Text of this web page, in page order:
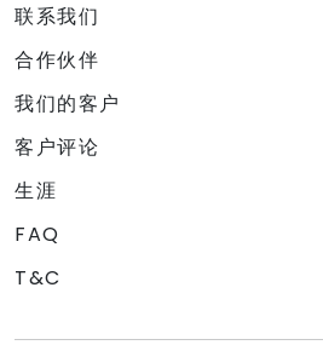
联系我们
合作伙伴
我们的客户
客户评论
生涯
FAQ
T&C